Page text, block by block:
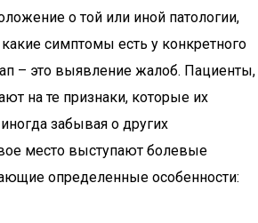
о той или иной патологии,
симптомы есть у конкретного
– это выявление жалоб. Пациенты,
на те признаки, которые их
забывая о других
место выступают болевые
определенные особенности: